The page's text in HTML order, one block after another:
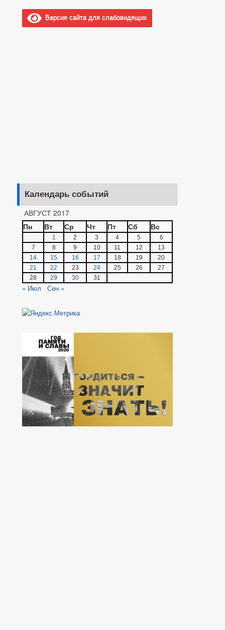
Версия сайта для слабовидящих
Календарь событий
АВГУСТ 2017
Пн
Вт Ср Чт Пт Сб Вс
1 2 3 4 5
6
7
8 9 10 11 12
13
14
15 16 17 18 19
20
21
22 23 24 25 26
27
28
29 30 31
« Июл Сен »